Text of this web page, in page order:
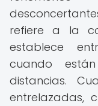
refiere a la
establece
cuando
distancias.
entrelazadas,